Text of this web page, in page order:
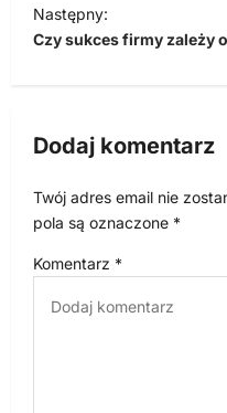
i
g
j
w
p
i
Następny:
Czy sukces firmy zależy
Dodaj komentarz
Twój adres email nie
pola są oznaczone *
Komentarz *